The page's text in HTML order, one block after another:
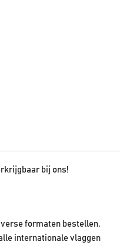
bij ons!
formaten bestellen,
internationale vlaggen